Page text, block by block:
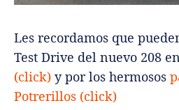
Les recordamos que
Test Drive del nuevo 208 en
(click) y por los hermosos
Potrerillos (click)